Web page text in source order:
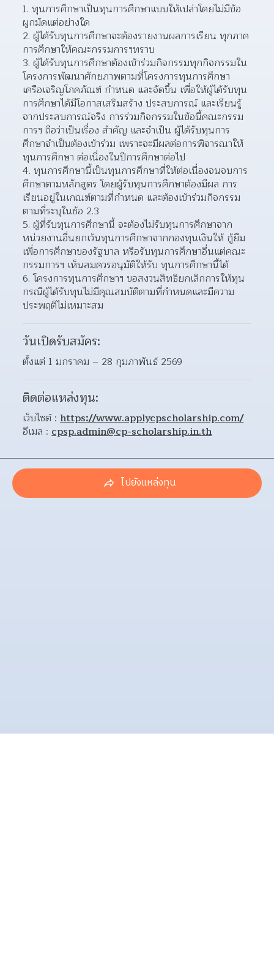
ทุนการศึกษาเป็นทุนการศึกษาแบบให้เปล่าโดยไม่มีข้อ
ผูกมัดแต่อย่างใด
ผู้ได้รับทุนการศึกษาจะต้องรายงานผลการเรียน ทุกภาค
การศึกษาให้คณะกรรมการฯทราบ
ผู้ได้รับทุนการศึกษาต้องเข้าร่วมกิจกรรมทุกกิจกรรมใน
โครงการพัฒนาศักยภาพตามที่โครงการทุนการศึกษา
เครือเจริญโภคภัณฑ์ กำหนด และจัดขึ้น เพื่อให้ผู้ได้รับทุน
การศึกษาได้มีโอกาสเสริมสร้าง ประสบการณ์ และเรียนรู้
จากประสบการณ์จริง การร่วมกิจกรรมในข้อนี้คณะกรรม
การฯ ถือว่าเป็นเรื่อง สำคัญ และจำเป็น ผู้ได้รับทุนการ
ศึกษาจำเป็นต้องเข้าร่วม เพราะจะมีผลต่อการพิจารณาให้
ทุนการศึกษา ต่อเนื่องในปีการศึกษาต่อไป
ทุนการศึกษานี้เป็นทุนการศึกษาที่ให้ต่อเนื่องจนจบการ
ศึกษาตามหลักสูตร โดยผู้รับทุนการศึกษาต้องมีผล การ
เรียนอยู่ในเกณฑ์ตามที่กำหนด และต้องเข้าร่วมกิจกรรม
ตามที่ระบุในช้อ 2.3
ผู้ที่รับทุนการศึกษานี้ จะต้องไม่รับทุนการศึกษาจาก
หน่วยงานอื่นยกเว้นทุนการศึกษาจากกองทุนเงินให้ กู้ยืม
เพื่อการศึกษาของรัฐบาล หรือรับทุนการศึกษาอื่นแต่คณะ
กรรมการฯ เห็นสมควรอนุมัติให้รับ ทุนการศึกษานี้ได้
โครงการทุนการศึกษาฯ ขอสงวนสิทธิยกเลิกการให้ทุน
กรณีผู้ได้รับทุนไม่มีคุณสมบัติตามที่กำหนดและมีความ
ประพฤติไม่เหมาะสม
วันเปิดรับสมัคร:
ตั้งแต่ 1 มกราคม – 28 กุมภาพันธ์ 2569
ติดต่อแหล่งทุน:
เว็บไซต์ : https://www.applycpscholarship.com/
อีเมล : cpsp.admin@cp-scholarship.in.th
ไปยังแหล่งทุน